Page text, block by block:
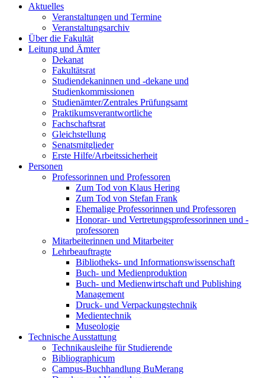
Aktuelles
Veranstaltungen und Termine
Veranstaltungsarchiv
Über die Fakultät
Leitung und Ämter
Dekanat
Fakultätsrat
Studiendekaninnen und -dekane und
Studienkommissionen
Studienämter/Zentrales Prüfungsamt
Praktikumsverantwortliche
Fachschaftsrat
Gleichstellung
Senatsmitglieder
Erste Hilfe/Arbeitssicherheit
Personen
Professorinnen und Professoren
Zum Tod von Klaus Hering
Zum Tod von Stefan Frank
Ehemalige Professorinnen und Professoren
Honorar- und Vertretungsprofessorinnen und -
professoren
Mitarbeiterinnen und Mitarbeiter
Lehrbeauftragte
Bibliotheks- und Informationswissenschaft
Buch- und Medienproduktion
Buch- und Medienwirtschaft und Publishing
Management
Druck- und Verpackungstechnik
Medientechnik
Museologie
Technische Ausstattung
Technikausleihe für Studierende
Bibliographicum
Campus-Buchhandlung BuMerang